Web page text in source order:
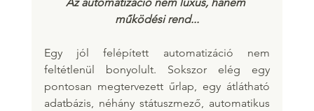
Az automatizáció nem luxus, hanem
működési rend...
Egy jól felépített automatizáció nem
feltétlenül bonyolult. Sokszor elég egy
pontosan megtervezett űrlap, egy átlátható
adatbázis, néhány státuszmező, automatikus